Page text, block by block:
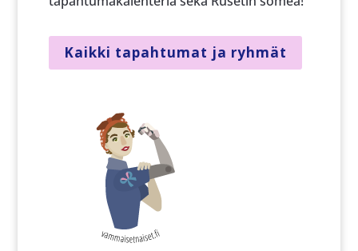
Kaikki tapahtumat ja ryhmät